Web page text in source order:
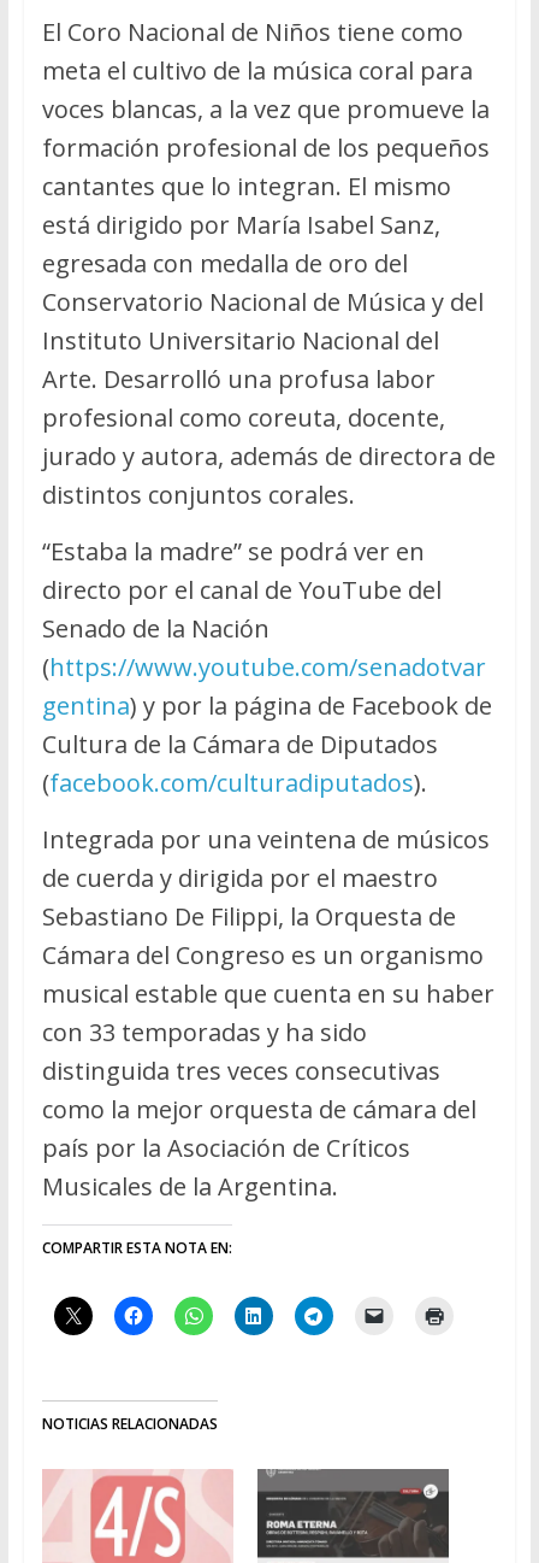
El Coro Nacional de Niños tiene como
meta el cultivo de la música coral para
voces blancas, a la vez que promueve la
formación profesional de los pequeños
cantantes que lo integran. El mismo
está dirigido por María Isabel Sanz,
egresada con medalla de oro del
Conservatorio Nacional de Música y del
Instituto Universitario Nacional del
Arte. Desarrolló una profusa labor
profesional como coreuta, docente,
jurado y autora, además de directora de
distintos conjuntos corales.
“Estaba la madre” se podrá ver en
directo por el canal de YouTube del
Senado de la Nación
(https://www.youtube.com/senadotvar
gentina) y por la página de Facebook de
Cultura de la Cámara de Diputados
(facebook.com/culturadiputados).
Integrada por una veintena de músicos
de cuerda y dirigida por el maestro
Sebastiano De Filippi, la Orquesta de
Cámara del Congreso es un organismo
musical estable que cuenta en su haber
con 33 temporadas y ha sido
distinguida tres veces consecutivas
como la mejor orquesta de cámara del
país por la Asociación de Críticos
Musicales de la Argentina.
COMPARTIR ESTA NOTA EN:
NOTICIAS RELACIONADAS